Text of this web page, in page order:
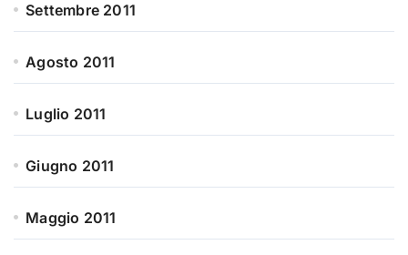
Settembre 2011
Agosto 2011
Luglio 2011
Giugno 2011
Maggio 2011